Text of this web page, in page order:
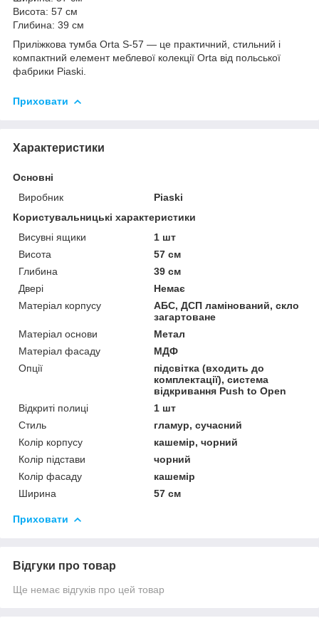
Висота: 57 см
Глибина: 39 см
Приліжкова тумба Orta S-57 — це практичний, стильний і
компактний елемент меблевої колекції Orta від польської
фабрики Piaski.
Приховати
Характеристики
Основні
Виробник
Piaski
Користувальницькі характеристики
Висувні ящики
1 шт
Висота
57 см
Глибина
39 см
Двері
Немає
Матеріал корпусу
АБС, ДСП ламінований, скло
загартоване
Матеріал основи
Метал
Матеріал фасаду
МДФ
Опції
підсвітка (входить до
комплектації), система
відкривання Push to Open
Відкриті полиці
1 шт
Стиль
гламур, сучасний
Колір корпусу
кашемір, чорний
Колір підстави
чорний
Колір фасаду
кашемір
Ширина
57 см
Приховати
Відгуки про товар
Ще немає відгуків про цей товар